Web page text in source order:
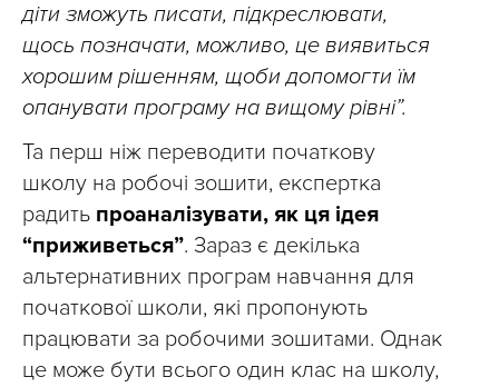
діти зможуть писати, підкреслювати,
щось позначати, можливо, це виявиться
хорошим рішенням, щоби допомогти їм
опанувати програму на вищому рівні”.
Та перш ніж переводити початкову
школу на робочі зошити, експертка
радить проаналізувати, як ця ідея
“приживеться”. Зараз є декілька
альтернативних програм навчання для
початкової школи, які пропонують
працювати за робочими зошитами. Однак
це може бути всього один клас на школу,